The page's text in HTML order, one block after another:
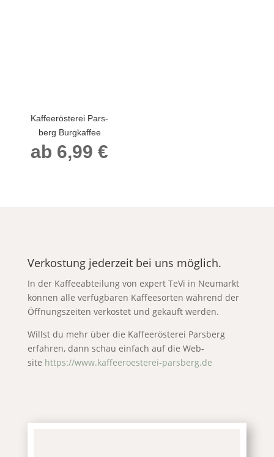
Kaf­fee­rös­te­rei Pars­
berg Burgkaffee
ab 6,99€
Ver­kos­tung jeder­zeit bei uns möglich.
In der Kaf­fee­ab­tei­lung von expert TeVi in Neu­markt
kön­nen alle ver­füg­ba­ren Kaf­fee­sor­ten wäh­rend der
Öff­nungs­zei­ten ver­kos­tet und gekauft werden.
Willst du mehr über die Kaf­fee­rös­te­rei Pars­berg
erfah­ren, dann schau ein­fach auf die Web­
site https://www.kaffeeroesterei-parsberg.de